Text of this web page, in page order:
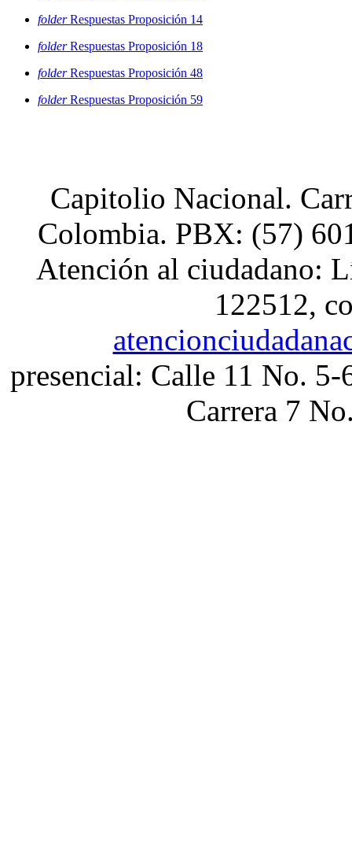
folder Respuestas Proposición 14
folder Respuestas Proposición 18
folder Respuestas Proposición 48
folder Respuestas Proposición 59
Capitolio Nacional.
Colombia. PBX: (57)
Atención al ciudadano:
122512,
presencial: Calle 11 No.
Carrera 7